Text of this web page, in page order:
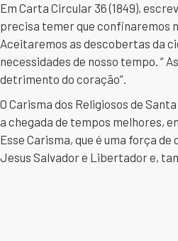
Em Carta Circular 36 (1849),
precisa temer que confinaremos
Aceitaremos as descobertas da
necessidades de nosso tempo. ”
detrimento do coração”.
O Carisma dos Religiosos de
a chegada de tempos melhores,
Esse Carisma, que é uma força
Jesus Salvador e Libertador e,